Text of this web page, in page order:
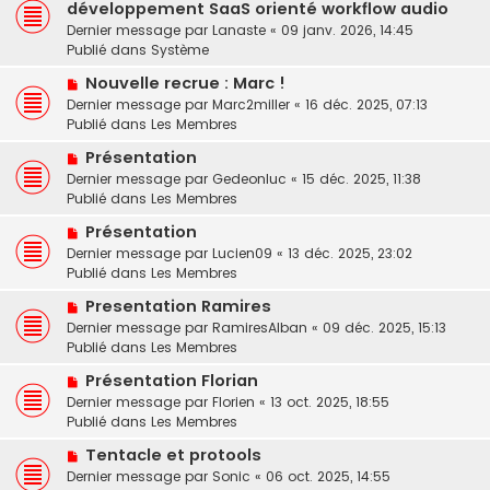
s
a
g
u
m
e
s
a
g
u
v
a
u
m
s
s
a
e
développement SaaS orienté workflow audio
Dernier message par Lanaste « 09 janv. 2026, 14:45
Publié dans Système
N
o
u
e
a
u
e
s
s
a
g
e
Nouvelle recrue : Marc !
Dernier message par Marc2miller « 16 déc. 2025, 07:13
Publié dans Les Membres
N
o
u
e
a
u
e
s
s
a
g
e
Présentation
Dernier message par Gedeonluc « 15 déc. 2025, 11:38
Publié dans Les Membres
N
o
u
e
a
u
e
s
s
a
e
Présentation
Dernier message par Lucien09 « 13 déc. 2025, 23:02
Publié dans Les Membres
N
o
u
e
a
u
s
Presentation Ramires
Dernier message par RamiresAlban « 09 déc. 2025, 15:13
Publié dans Les Membres
N
o
u
e
a
Présentation Florian
Dernier message par Florien « 13 oct. 2025, 18:55
Publié dans Les Membres
N
o
Tentacle et protools
Dernier message par Sonic « 06 oct. 2025, 14:55